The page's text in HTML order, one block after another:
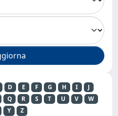
D E F G H I
J
Q R S T U V
W
Y Z